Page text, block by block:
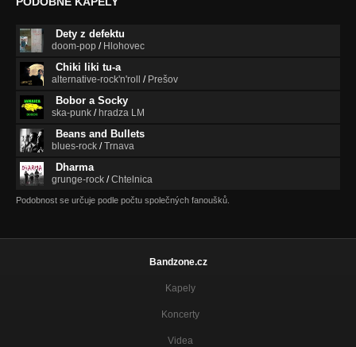
Dety z defektu
doom-pop / Hlohovec
Chiki liki tu-a
alternative-rock'n'roll / Prešov
Bobor a Socky
ska-punk /hradza LM
Beans and Bullets
blues-rock /Trnava
Dharma
grunge-rock /Chtelnica
Podobnost se určuje podle počtu společných fanoušků.
Bandzone.cz
Kapely
Koncerty
Videa